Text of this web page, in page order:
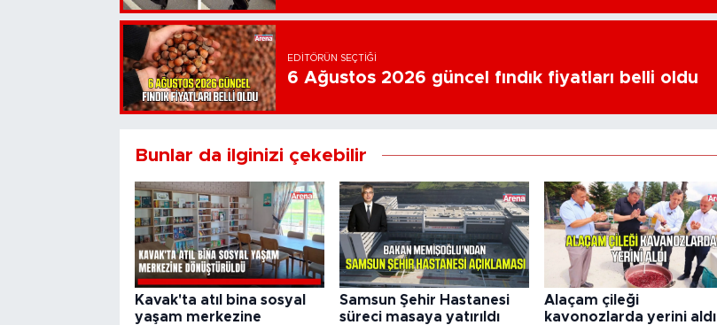
EDITÖRÜN SEÇTIĞI
6 Ağustos 2026 güncel fındık fiyatları belli oldu
Bunlar da ilginizi çekebilir
Kavak'ta atıl bina sosyal
yaşam merkezine
Samsun Şehir Hastanesi
süreci masaya yatırıldı
Alaçam çileği
kavonozlarda yerini aldı